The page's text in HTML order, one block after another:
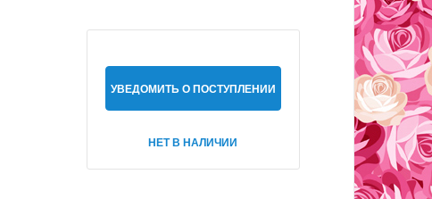
УВЕДОМИТЬ О ПОСТУПЛЕНИИ
НЕТ В НАЛИЧИИ